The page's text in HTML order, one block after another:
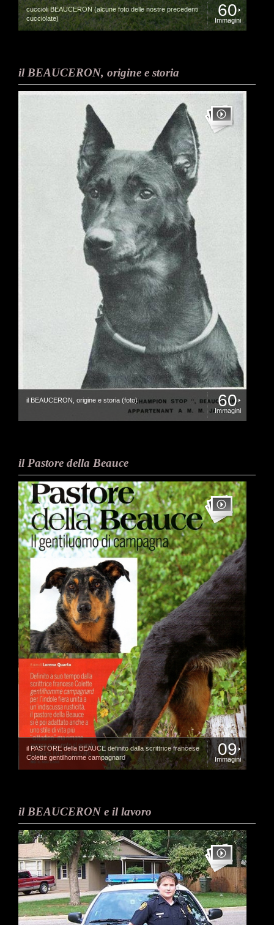
cuccioli BEAUCERON (alcune foto delle nostre precedenti
cucciolate)
60
Immagini
il BEAUCERON, origine e storia
il BEAUCERON, origine e storia (foto) 60
Immagini
il Pastore della Beauce
il PASTORE della BEAUCE definito dalla scrittrice francese
Colette gentilhomme campagnard
09
Immagini
il BEAUCERON e il lavoro